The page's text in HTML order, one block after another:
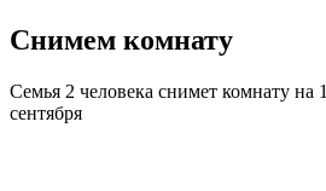
Снимем комнату
Семья 2 человека снимет комнату на
сентября